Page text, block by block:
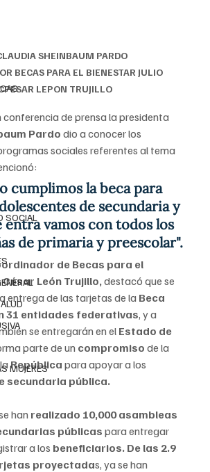
SOCIAL
MUJERES
CLAUDIA SHEINBAUM PARDO
BECAS PARA EL BIENESTAR JULIO
LEPON TRUJILLO
conferencia de prensa la presidenta
Pardo dio a conocer los
sociales referentes al tema
cumplimos la beca para
de secundaria y
entra vamos con todos los
de primaria y preescolar".
de Becas para el
León Trujillo, destacó que se
entrega de las tarjetas de la Beca
31 entidades federativas, y a
se entregarán en el Estado de
parte de un compromiso de la
República para apoyar a los
secundaria pública.
han realizado 10,000 asambleas
públicas para entregar
a los beneficiarios. De las 2.9
proyectadas, ya se han